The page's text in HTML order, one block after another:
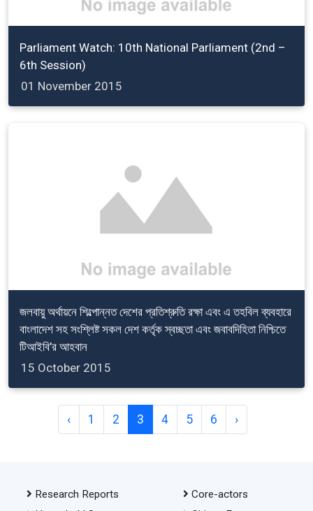
Parliament Watch: 10th National Parliament (2nd –
6th Session)
01 November 2015
জলবায়ু অর্থায়নে শিল্পোন্নত দেশের প্রতিশ্রুতি রক্ষা এবং এ তহবিল ব্যবহারে
বাংলাদেশ সহ সংশ্লিষ্ট সকল দেশ কর্তৃক স্বচ্ছতা এবং জবাবদিহিতা নিশ্চিতে
টিআইবি’র আহবান
15 October 2015
‹ 1 2 3 4 5 6 ›
Research Reports
Core-actors